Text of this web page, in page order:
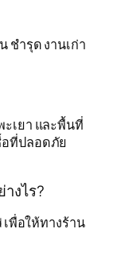
ชำรุด งานเก่า
เยา และพื้นที่
ที่ปลอดภัย
งไร?
เพื่อให้ทางร้าน